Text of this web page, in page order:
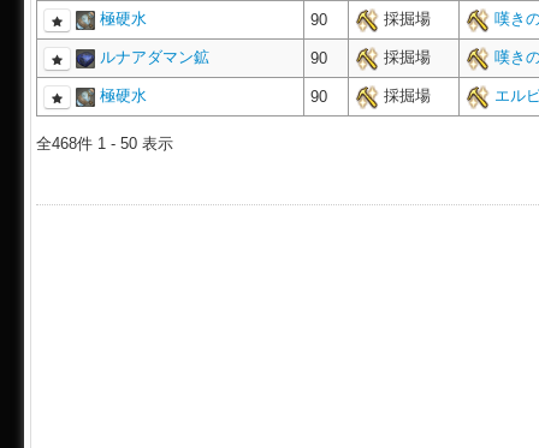
極硬水 90 採掘場 嘆き
ルナアダマン鉱 90 採掘場 嘆き
極硬水 90 採掘場 エル
全468件 1 - 50 表示